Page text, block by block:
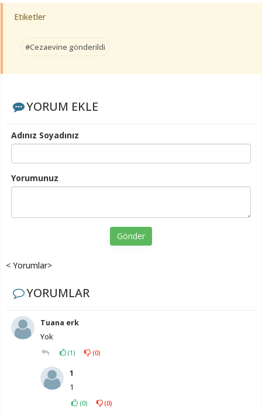
Etiketler
#Cezaevine gönderildi
YORUM EKLE
Adınız Soyadınız
Yorumunuz
Gönder
< Yorumlar>
YORUMLAR
Tuana erk
Yok
(1) (0)
1
1
(0) (0)